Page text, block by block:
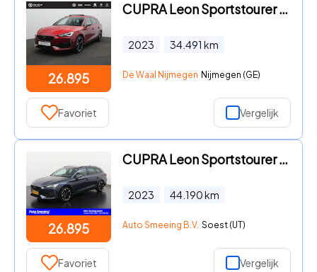
26.895
CUPRA Leon Sportstourer - 1.4 TSI e-Hybrid 204 pk | Panoramadak | Kuipstoelen | Adapti
2023 34.491 km
De Waal Nijmegen Nijmegen (GE)
Favoriet Vergelijk
26.895
CUPRA Leon Sportstourer - 1.4 e-Hybrid | Trekhaak | Zondag Open
2023 44.190km
Auto Smeeing B.V. Soest (UT)
Favoriet Vergelijk